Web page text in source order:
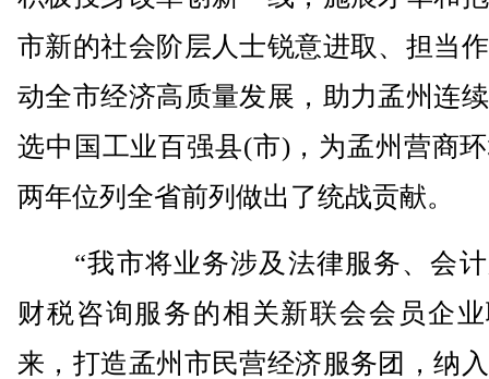
市新的社会阶层人士锐意进取、担当
动全市经济高质量发展，助力孟州连
选中国工业百强县(市)，为孟州营商
两年位列全省前列做出了统战贡献。
“我市将业务涉及法律服务、会计
财税咨询服务的相关新联会会员企
来，打造孟州市民营经济服务团，纳